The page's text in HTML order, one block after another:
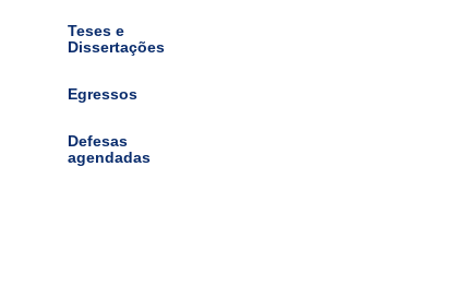
Teses e
Dissertações
Egressos
Defesas
agendadas